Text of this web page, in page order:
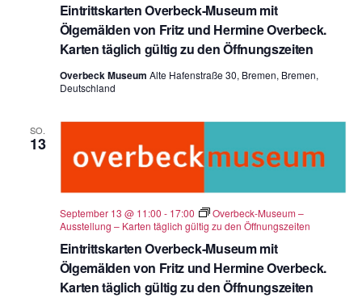
Eintrittskarten Overbeck-Museum mit
Ölgemälden von Fritz und Hermine Overbeck.
Karten täglich gültig zu den Öffnungszeiten
Overbeck Museum Alte Hafenstraße 30, Bremen, Bremen,
Deutschland
SO.
13
Eintrittskarten Overbeck-Museum mit
Ölgemälden von Fritz und Hermine Overbeck.
Karten täglich gültig zu den Öffnungszeiten
September 13 @ 11:00 - 17:00
Overbeck-Museum –
Ausstellung – Karten täglich gültig zu den Öffnungszeiten